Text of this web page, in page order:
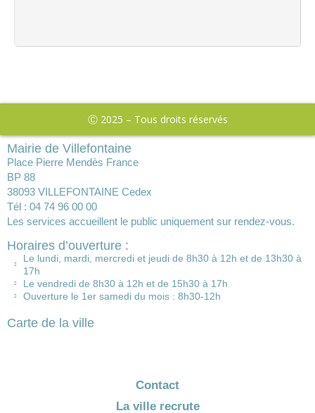
Ⓒ 2025 – Tous droits réservés
Mairie de Villefontaine
Place Pierre Mendès France
BP 88
38093 VILLEFONTAINE Cedex
Tél : 04 74 96 00 00
Les services accueillent le public uniquement sur rendez-vous.
Horaires d’ouverture :
Le lundi, mardi, mercredi et jeudi de 8h30 à 12h et de 13h30 à
17h
Le vendredi de 8h30 à 12h et de 15h30 à 17h
Ouverture le 1er samedi du mois : 8h30-12h
Carte de la ville
Contact
La ville recrute